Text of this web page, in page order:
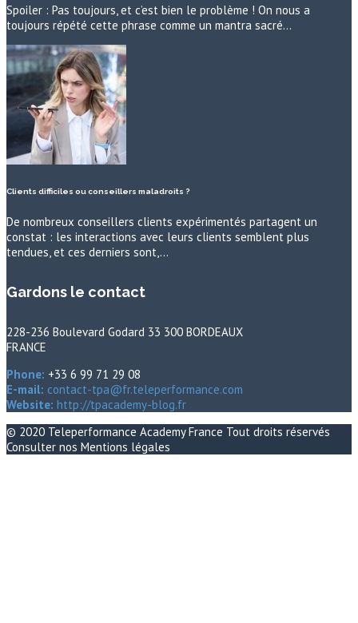
Spoiler : Pas toujours, et c’est bien le problème ! On nous a
toujours répété cette phrase comme un mantra sacré…
Clients difficiles ou conseillers maladroits ?
De nombreux conseillers clients expérimentés partagent un
constat : les interactions avec leurs clients semblent plus
tendues, et ces derniers sont,…
Gardons le contact
228-236 Boulevard Godard 33 300 BORDEAUX
FRANCE
Phone: +33 6 99 71 29 08
E-mail: contact-tpa@fr.teleperformance.com
Website: http://tpacademy-blog.fr
© 2020 Teleperformance Academy France Tout droits réservés
Consulter nos Mentions légales